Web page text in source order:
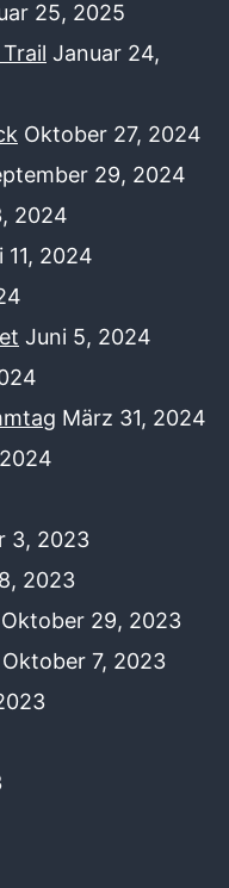
25, 2025
Januar 24,
Oktober 27, 2024
29, 2024
2024
11, 2024
Juni 5, 2024
März 31, 2024
3, 2023
2023
Oktober 29, 2023
Oktober 7, 2023